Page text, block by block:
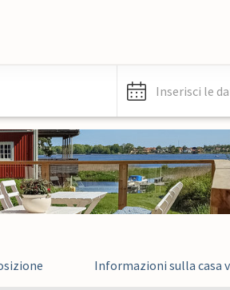
Inserisci le
Informazioni sulla casa